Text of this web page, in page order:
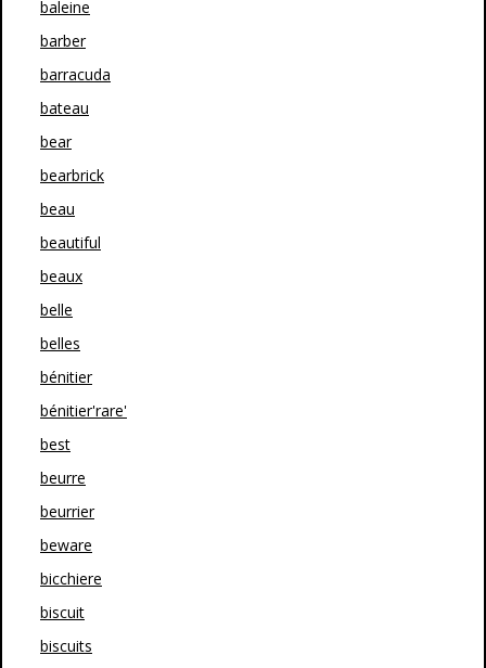
baleine
barber
barracuda
bateau
bear
bearbrick
beau
beautiful
beaux
belle
belles
bénitier
bénitier'rare'
best
beurre
beurrier
beware
bicchiere
biscuit
biscuits